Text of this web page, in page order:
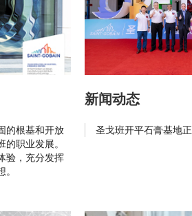
的根基和开放
职业发展。
验，充分发挥
新闻动态
圣戈班开平石膏基地